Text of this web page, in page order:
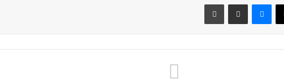
X ماسنجر مشاركة عبر البريد طباعة